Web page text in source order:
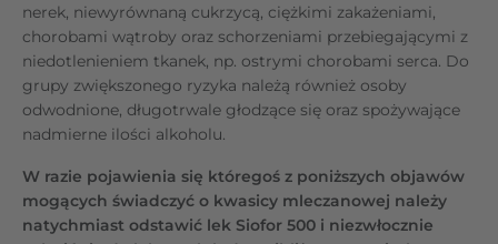
nerek, niewyrównaną cukrzycą, ciężkimi zakażeniami,
chorobami wątroby oraz schorzeniami przebiegającymi z
niedotlenieniem tkanek, np. ostrymi chorobami serca. Do
grupy zwiększonego ryzyka należą również osoby
odwodnione, długotrwale głodzące się oraz spożywające
nadmierne ilości alkoholu.
W razie pojawienia się któregoś z poniższych objawów
mogących świadczyć o kwasicy mleczanowej należy
natychmiast odstawić lek Siofor 500 i niezwłocznie